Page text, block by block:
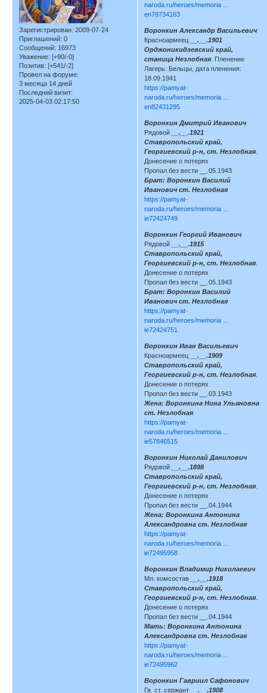
Зарегистрирован: 2009-07-24
Приглашений: 0
Сообщений: 16973
Уважение: [+90/-0]
Позитив: [+541/-2]
Провел на форуме:
3 месяца 14 дней
Последний визит:
2025-04-03 02:17:50
naroda.ru/heroes/memoria …
en78734163
Воронкин Александр Васильевич
Красноармеец
__.__.1901
Орджоникидзевский край,
станица Незлобная. Пленение
Лагерь: Бельцы, дата пленения:
18.09.1941
https://pamyat-
naroda.ru/heroes/memoria …
en82431295
Воронкин Дмитрий Иванович
Рядовой
__.__.1921
Ставропольский край,
Георгиевский р-н, ст. Незлобная.
Донесение о потерях
Пропал без вести __.05.1943
Брат: Воронкин Василий
Иванович ст. Незлобная
https://pamyat-
naroda.ru/heroes/memoria …
ie72424749
Воронкин Георгий Иванович
Рядовой
__.__.1915
Ставропольский край,
Георгиевский р-н, ст. Незлобная.
Донесение о потерях
Пропал без вести __.05.1943
Брат: Воронкин Василий
Иванович ст. Незлобная
https://pamyat-
naroda.ru/heroes/memoria …
ie72424751
Воронкин Иван Васильевич
Красноармеец __.__.1909
Ставропольский край,
Георгиевский р-н, ст. Незлобная.
Донесение о потерях
Пропал без вести __.03.1943
Жена: Воронкина Нина Ульяновна
ст. Незлобная
https://pamyat-
naroda.ru/heroes/memoria …
ie57846515
Воронкин Николай Данилович
Рядовой __.__.1898
Ставропольский край,
Георгиевский р-н, ст. Незлобная.
Донесение о потерях
Пропал без вести __.04.1944
Жена: Воронкина Антонина
Александровна ст. Незлобная
https://pamyat-
naroda.ru/heroes/memoria …
ie72495958
Воронкин Владимир Николаевич
Мл. комсостав
__.__.1918
Ставропольский край,
Георгиевский р-н, ст. Незлобная.
Донесение о потерях
Пропал без вести __.04.1944
Мать: Воронкина Антонина
Александровна ст. Незлобная
https://pamyat-
naroda.ru/heroes/memoria …
ie72495962
Воронкин Гавриил Сафонович
Гв. ст. сержант
__.__.1908